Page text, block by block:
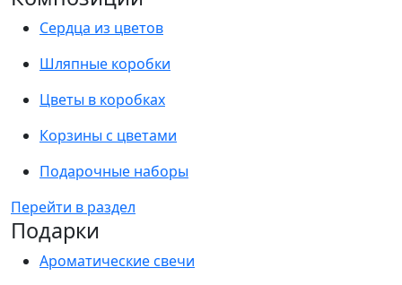
Сердца из цветов
Шляпные коробки
Цветы в коробках
Корзины с цветами
Подарочные наборы
Перейти в раздел
Подарки
Ароматические свечи